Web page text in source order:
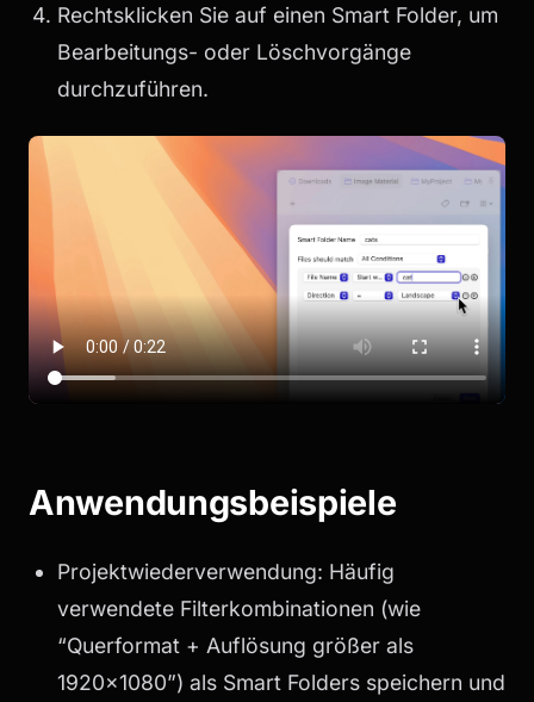
Rechtsklicken Sie auf einen Smart Folder, um
Bearbeitungs- oder Löschvorgänge
durchzuführen.
Anwendungsbeispiele
Projektwiederverwendung: Häufig
verwendete Filterkombinationen (wie
“Querformat + Auflösung größer als
1920x1080”) als Smart Folders speichern und